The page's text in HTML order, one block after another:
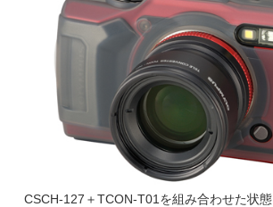
CSCH-127＋TCON-T01を組み合わせた状態